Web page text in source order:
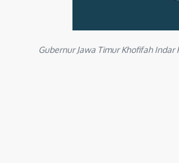
Gubernur Jawa Timur Khofifah